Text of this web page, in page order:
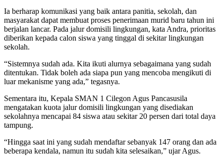
Ia berharap komunikasi yang baik antara panitia, sekolah, dan
masyarakat dapat membuat proses penerimaan murid baru tahun ini
berjalan lancar. Pada jalur domisili lingkungan, kata Andra, prioritas
diberikan kepada calon siswa yang tinggal di sekitar lingkungan
sekolah.
“Sistemnya sudah ada. Kita ikuti alurnya sebagaimana yang sudah
ditentukan. Tidak boleh ada siapa pun yang mencoba mengikuti di
luar mekanisme yang ada,” tegasnya.
Sementara itu, Kepala SMAN 1 Cilegon Agus Pancasusila
mengatakan kuota jalur domisili lingkungan yang disediakan
sekolahnya mencapai 84 siswa atau sekitar 20 persen dari total daya
tampung.
“Hingga saat ini yang sudah mendaftar sebanyak 147 orang dan ada
beberapa kendala, namun itu sudah kita selesaikan,” ujar Agus.